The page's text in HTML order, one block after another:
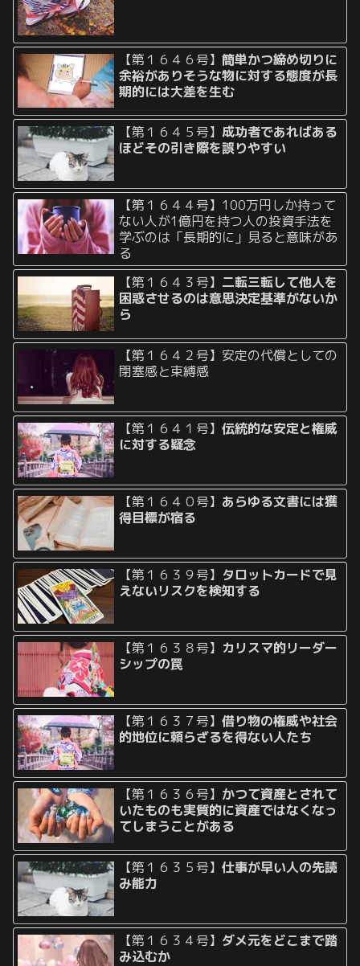
【第１６４６号】簡単かつ締め切りに
余裕がありそうな物に対する態度が長
期的には大差を生む
【第１６４５号】成功者であればある
ほどその引き際を誤りやすい
【第１６４４号】100万円しか持って
ない人が1億円を持つ人の投資手法を
学ぶのは「長期的に」見ると意味があ
る
【第１６４３号】 二転三転して他人を
困惑させるのは意思決定基準がないか
ら
【第１６４２号】安定の代償としての
閉塞感と束縛感
【第１６４１号】伝統的な安定と権威
に対する疑念
【第１６４０号】 あらゆる文書には獲
得目標が宿る
【第１６３９号】 タロットカードで見
えないリスクを検知する
【第１６３８号】 カリスマ的リーダー
シップの罠
【第１６３７号】借り物の権威や社会
的地位に頼らざるを得ない人たち
【第１６３６号】 かつて資産とされて
いたものも実質的に資産ではなくなっ
てしまうことがある
【第１６３５号】仕事が早い人の先読
み能力
【第１６３４号】 ダメ元をどこまで踏
み込むか